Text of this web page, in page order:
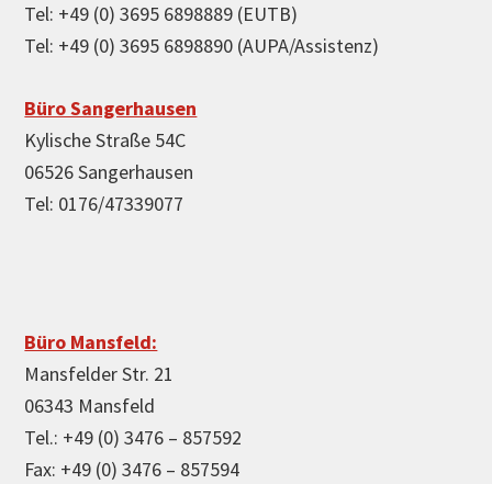
Tel: +49 (0) 3695 6898889 (EUTB)
Tel: +49 (0) 3695 6898890 (AUPA/Assistenz)
Büro Sangerhausen
Kylische Straße 54C
06526 Sangerhausen
Tel: 0176/47339077
Büro Mansfeld:
Mansfelder Str. 21
06343 Mansfeld
Tel.: +49 (0) 3476 – 857592
Fax: +49 (0) 3476 – 857594